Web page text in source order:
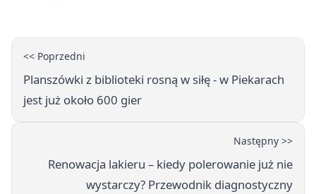
<< Poprzedni
Planszówki z biblioteki rosną w siłę - w Piekarach
jest już około 600 gier
Następny >>
Renowacja lakieru – kiedy polerowanie już nie
wystarczy? Przewodnik diagnostyczny